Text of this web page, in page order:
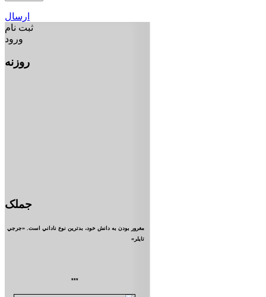
ارسال
ثبت نام
ورود
روزنه
جملک
مغرور بودن به دانش خود، بدترين نوع ناداني است. «جرجي
تايلر»
***